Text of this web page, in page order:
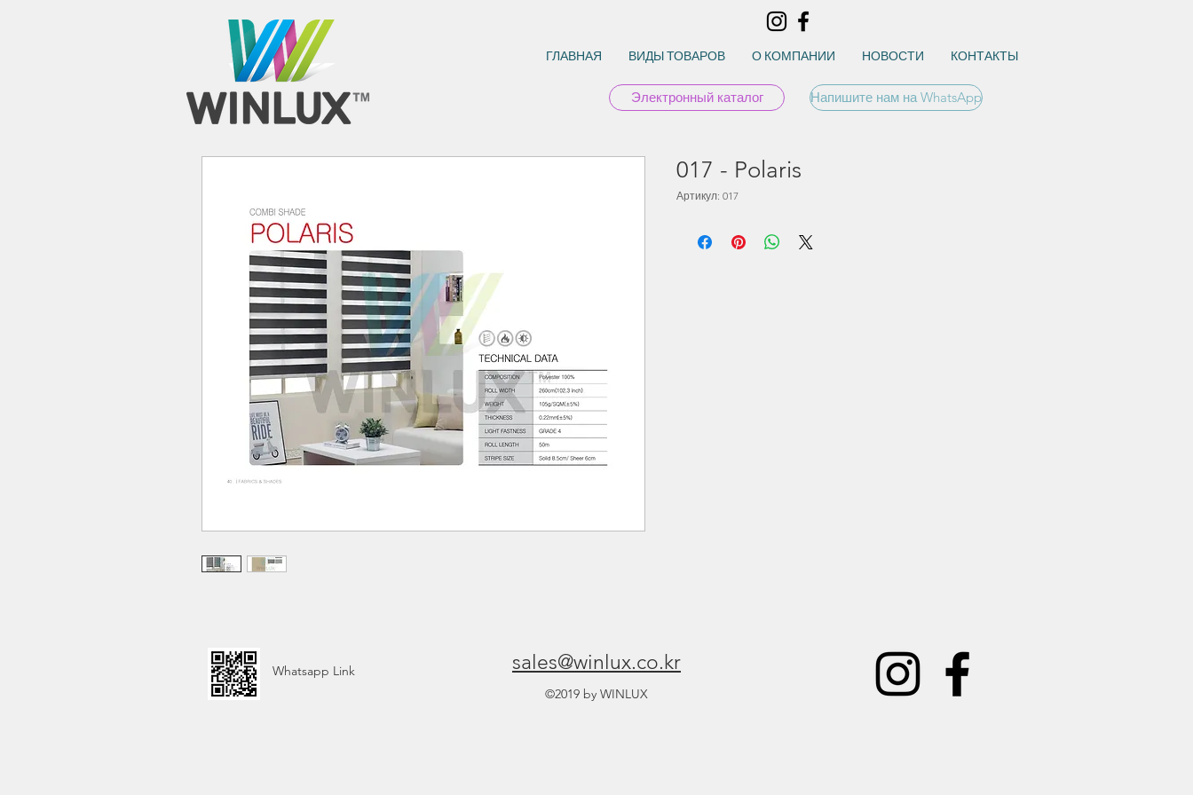
ГЛАВНАЯ ВИДЫ ТОВАРОВ О КОМПАНИИ НОВОСТИ КОНТАКТЫ
Электронный каталог Напишите нам на WhatsApp
017 - Polaris
Артикул: 017
Whatsapp Link sales@winlux.co.kr
©2019 by WINLUX